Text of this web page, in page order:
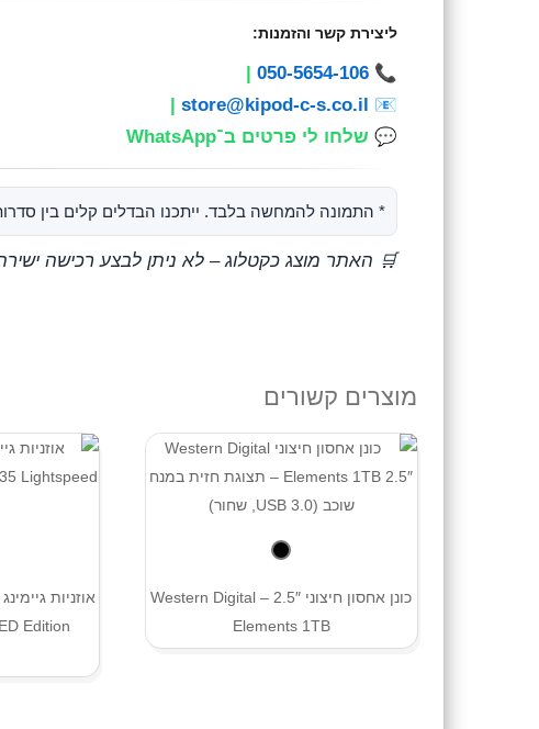
ליצירת קשר והזמנות:
📞
050-5654-106
|
📧
store@kipod-c-s.co.il
|
💬 שלחו לי פרטים ב־WhatsApp
* התמונה להמחשה בלבד. ייתכנו הבדלים קלים בין
🛒 האתר מוצג כקטלוג – לא ניתן לבצע רכישה
מוצרים קשורים
כונן אחסון חיצוני 2.5″ – Western Digital
Elements 1TB